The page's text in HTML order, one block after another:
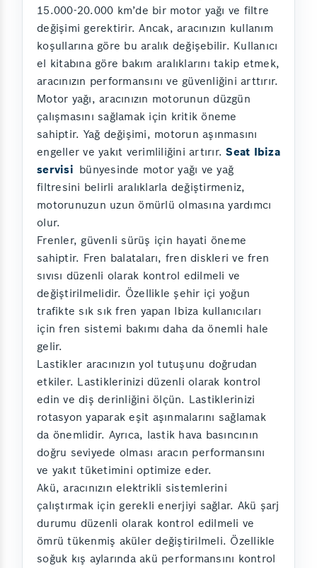
15.000-20.000 km’de bir motor yağı ve filtre
değişimi gerektirir. Ancak, aracınızın kullanım
koşullarına göre bu aralık değişebilir. Kullanıcı
el kitabına göre bakım aralıklarını takip etmek,
aracınızın performansını ve güvenliğini arttırır.
Motor yağı, aracınızın motorunun düzgün
çalışmasını sağlamak için kritik öneme
sahiptir. Yağ değişimi, motorun aşınmasını
engeller ve yakıt verimliliğini artırır.Seat Ibiza
servisi bünyesinde motor yağı ve yağ
filtresini belirli aralıklarla değiştirmeniz,
motorunuzun uzun ömürlü olmasına yardımcı
olur.
Frenler, güvenli sürüş için hayati öneme
sahiptir. Fren balataları, fren diskleri ve fren
sıvısı düzenli olarak kontrol edilmeli ve
değiştirilmelidir. Özellikle şehir içi yoğun
trafikte sık sık fren yapan Ibiza kullanıcıları
için fren sistemi bakımı daha da önemli hale
gelir.
Lastikler aracınızın yol tutuşunu doğrudan
etkiler. Lastiklerinizi düzenli olarak kontrol
edin ve diş derinliğini ölçün. Lastiklerinizi
rotasyon yaparak eşit aşınmalarını sağlamak
da önemlidir. Ayrıca, lastik hava basıncının
doğru seviyede olması aracın performansını
ve yakıt tüketimini optimize eder.
Akü, aracınızın elektrikli sistemlerini
çalıştırmak için gerekli enerjiyi sağlar. Akü şarj
durumu düzenli olarak kontrol edilmeli ve
ömrü tükenmiş aküler değiştirilmeli. Özellikle
soğuk kış aylarında akü performansını kontrol